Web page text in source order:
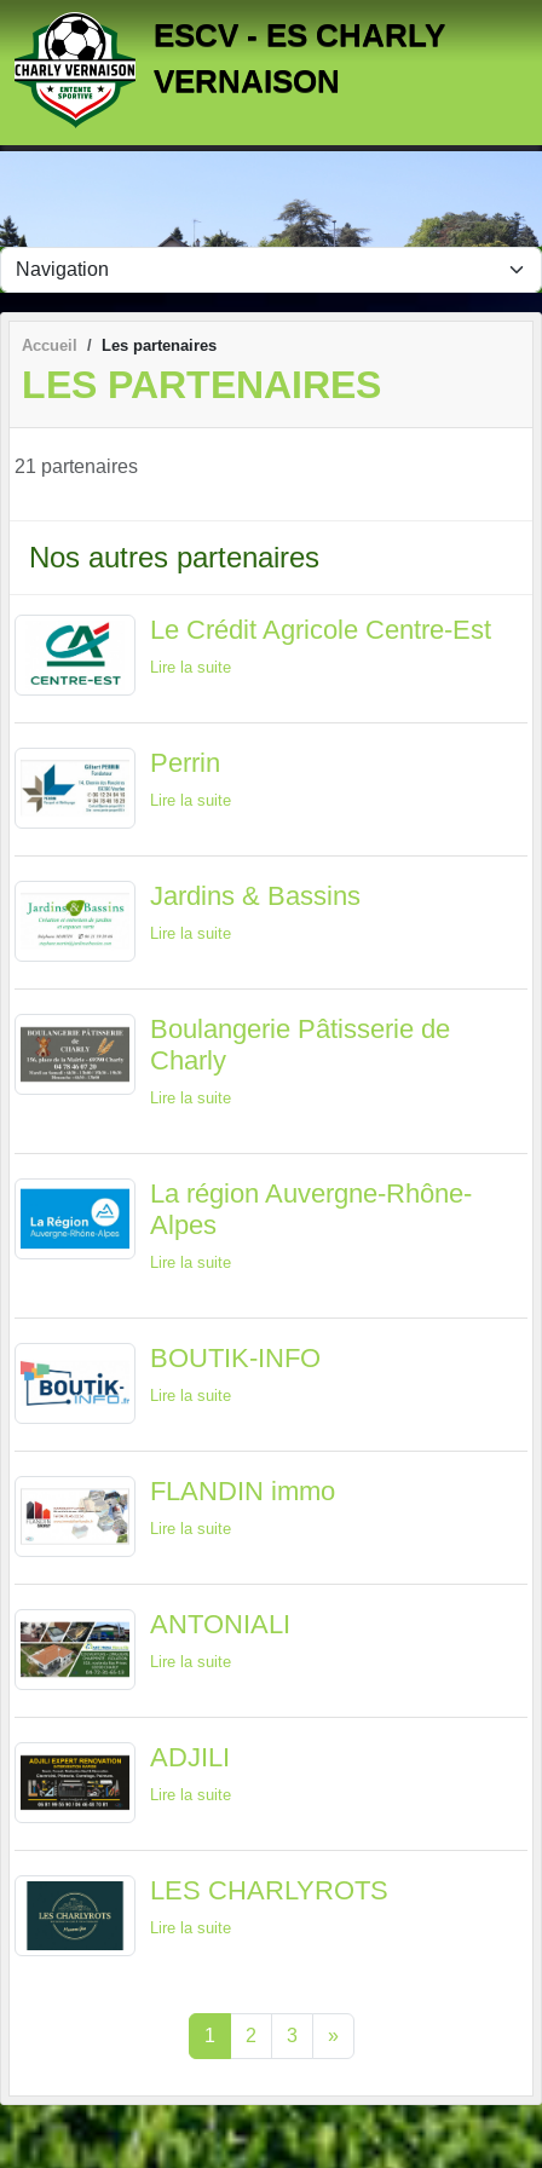
ESCV - ES CHARLY
VERNAISON
Accueil Les partenaires
LES PARTENAIRES
21 partenaires
Nos autres partenaires
Le Crédit Agricole Centre-Est
Lire la suite
Perrin
Lire la suite
Jardins & Bassins
Lire la suite
Boulangerie Pâtisserie de
Charly
Lire la suite
La région Auvergne-Rhône-
Alpes
Lire la suite
BOUTIK-INFO
Lire la suite
FLANDIN immo
Lire la suite
ANTONIALI
Lire la suite
ADJILI
Lire la suite
LES CHARLYROTS
Lire la suite
1 2 3 »
Panneau de gestion des cookies